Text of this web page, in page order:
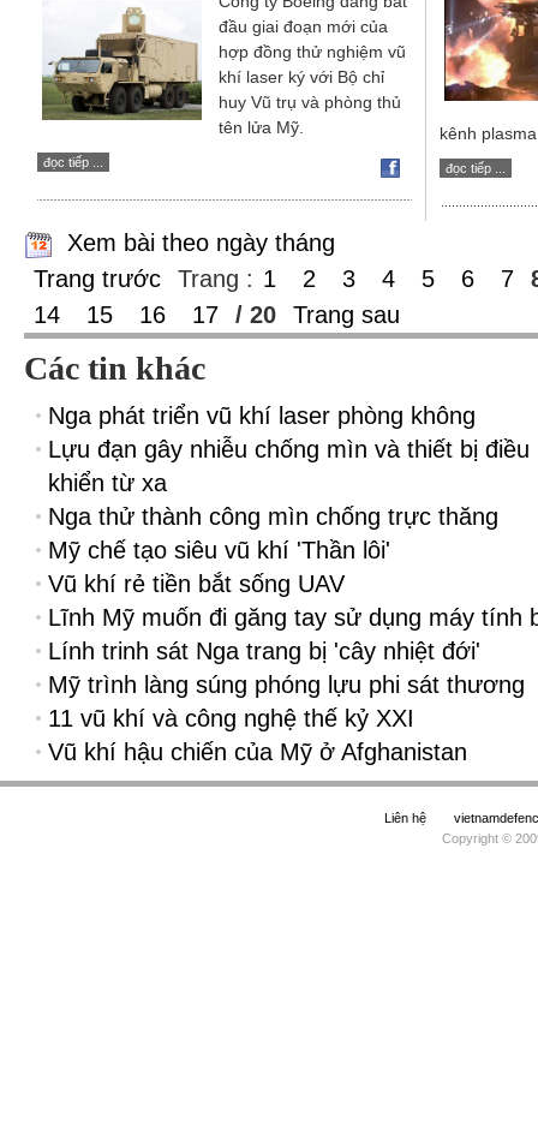
đầu giai đoạn mới của
hợp đồng thử nghiệm vũ
khí laser ký với Bộ chỉ
huy Vũ trụ và phòng thủ
tên lửa Mỹ.
đọc tiếp ...
kênh
đọc tiếp ...
Xem bài theo ngày tháng
Trang trước
Trang : 1 2 3 4 5 6 7
14
15 16 17 / 20 Trang sau
Các tin khác
Nga phát triển vũ khí laser phòng không
Lựu đạn gây nhiễu chống mìn và thiết bị điều
khiển từ xa
Nga thử thành công mìn chống trực thăng
Mỹ chế tạo siêu vũ khí 'Thần lôi'
Vũ khí rẻ tiền bắt sống UAV
Lĩnh Mỹ muốn đi găng tay sử dụng máy tính
Lính trinh sát Nga trang bị 'cây nhiệt đới'
Mỹ trình làng súng phóng lựu phi sát thương
11 vũ khí và công nghệ thế kỷ XXI
Vũ khí hậu chiến của Mỹ ở Afghanistan
Liên hệ
Copyright ©